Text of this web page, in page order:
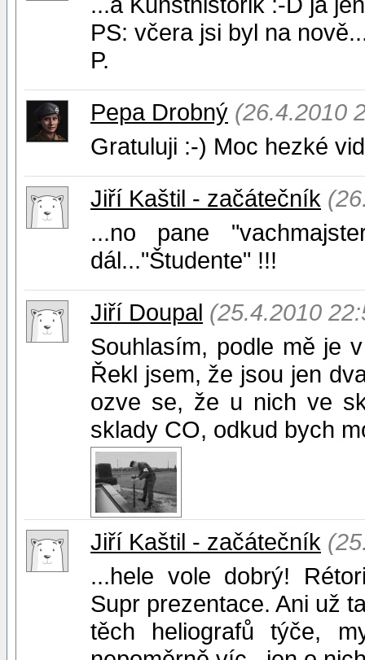
PS: včera jsi byl na
P.
Pepa Drobný (26.4.2010
Gratuluji :-) Moc hezké
Jiří Kaštil - začátečník
...no pane
dál..."Študente" !!!
Jiří Doupal (25.4.2010
Souhlasím, podle mě je
Řekl jsem, že jsou jen
ozve se, že u nich ve
sklady CO, odkud bych
Jiří Kaštil - začátečník
...hele vole dobrý!
Supr prezentace. Ani už
těch heliografů týče,